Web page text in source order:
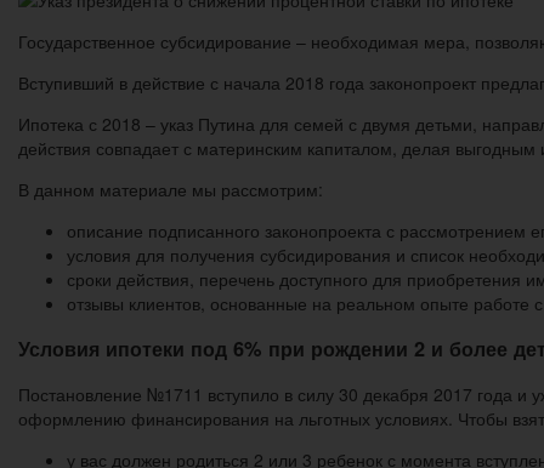
Государственное субсидирование – необходимая мера,
Вступивший в действие с начала 2018 года законопроект
Ипотека с 2018 – указ Путина для семей с двумя детьми,
действия совпадает с материнским капиталом, делая
В данном материале мы рассмотрим:
описание подписанного законопроекта с рассмотрением
условия для получения субсидирования и список
сроки действия, перечень доступного для приобретения
отзывы клиентов, основанные на реальном опыте работе с
Условия ипотеки под 6% при рождении 2 и более
Постановление №1711 вступило в силу 30 декабря 2017 года и
оформлению финансирования на льготных условиях. Чтобы
у вас должен родиться 2 или 3 ребенок с момента